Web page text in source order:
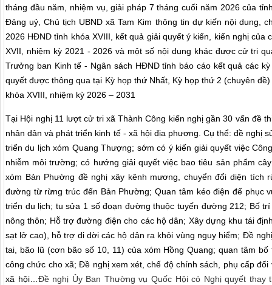
tháng đầu năm, nhiệm vụ, giải pháp 7 tháng cuối năm 2026 của
Đảng uỷ, Chủ tịch UBND xã Tam Kim thông tin dự kiến nội dung,
2026 HĐND tỉnh khóa XVIII, kết quả giải quyết ý kiến, kiến nghị của
XVII, nhiệm kỳ 2021 - 2026 và một số nội dung khác được cử tri
Trưởng ban Kinh tế - Ngân sách HĐND tỉnh báo cáo kết quả các
quyết được thông qua tại Kỳ họp thứ Nhất, Kỳ họp thứ 2 (chuyên
khóa XVIII, nhiệm kỳ 2026 – 2031
Tại Hội nghị 11 lượt cử tri xã Thành Công kiến nghị gần 30 vấn đề
nhân dân và phát triển kinh tế - xã hội địa phương. Cụ thể: đề nghị
triển du lịch xóm Quang Thượng; sớm có ý kiến giải quyết việc
nhiễm môi trường; có hướng giải quyết việc bao tiêu sản phẩm
xóm Bản Phường đề nghị xây kênh mương, chuyển đổi diện tích
đường từ rừng trúc đến Bản Phường; Quan tâm kéo điện để phục
triển du lịch; tu sửa 1 số đoạn đường thuộc tuyến đường 212; Bố
nông thôn; Hỗ trợ đường điện cho các hộ dân; Xây dựng khu tái
sạt lở cao), hỗ trợ di dời các hộ dân ra khỏi vùng nguy hiểm; Đề
tai, bão lũ (cơn bão số 10, 11) của xóm Hồng Quang; quan tâm
công chức cho xã; Đề nghị xem xét, chế độ chính sách, phụ cấp
xã hội…Đề nghị Ủy Ban Thường vụ Quốc Hội có Nghị quyết thay